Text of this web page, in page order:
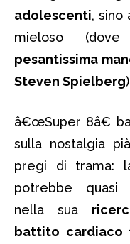
adolescenti, sino
mieloso
pesantissima
Steven Spielberg
â€œSuper 8â€
sulla nostalgia
pregi di trama:
potrebbe quasi
nella sua
battito cardiaco